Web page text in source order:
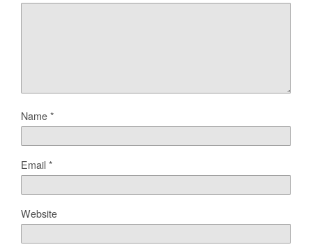
Name*
Email*
Website